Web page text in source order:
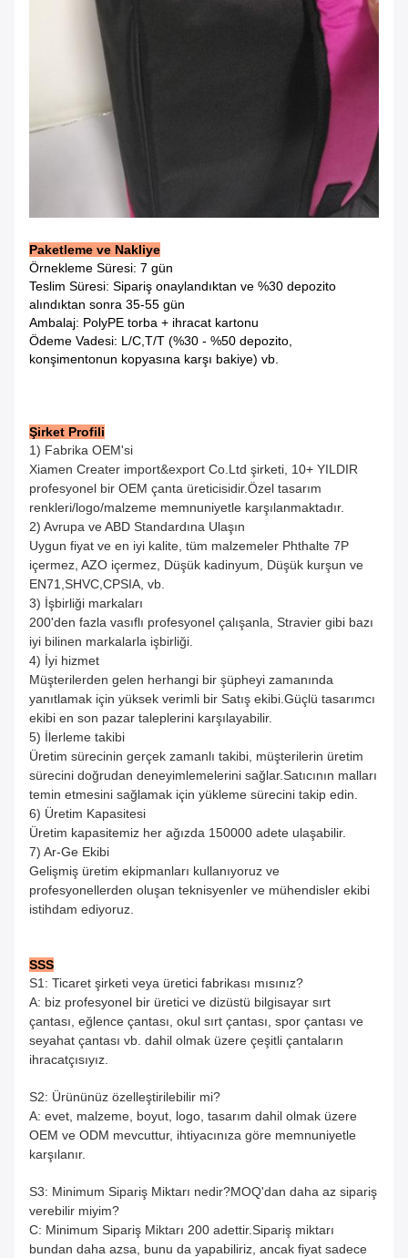
Paketleme ve Nakliye
Örnekleme Süresi: 7 gün
Teslim Süresi: Sipariş onaylandıktan ve %30 depozito
alındıktan sonra 35-55 gün
Ambalaj: PolyPE torba + ihracat kartonu
Ödeme Vadesi: L/C,T/T (%30 - %50 depozito,
konşimentonun kopyasına karşı bakiye) vb.
Şirket Profili
1) Fabrika OEM'si
Xiamen Creater import&export Co.Ltd şirketi, 10+ YILDIR
profesyonel bir OEM çanta üreticisidir.Özel tasarım
renkleri/logo/malzeme memnuniyetle karşılanmaktadır.
2) Avrupa ve ABD Standardına Ulaşın
Uygun fiyat ve en iyi kalite, tüm malzemeler Phthalte 7P
içermez, AZO içermez, Düşük kadinyum, Düşük kurşun ve
EN71,SHVC,CPSIA, vb.
3) İşbirliği markaları
200'den fazla vasıflı profesyonel çalışanla, Stravier gibi bazı
iyi bilinen markalarla işbirliği.
4) İyi hizmet
Müşterilerden gelen herhangi bir şüpheyi zamanında
yanıtlamak için yüksek verimli bir Satış ekibi.Güçlü tasarımcı
ekibi en son pazar taleplerini karşılayabilir.
5) İlerleme takibi
Üretim sürecinin gerçek zamanlı takibi, müşterilerin üretim
sürecini doğrudan deneyimlemelerini sağlar.Satıcının malları
temin etmesini sağlamak için yükleme sürecini takip edin.
6) Üretim Kapasitesi
Üretim kapasitemiz her ağızda 150000 adete ulaşabilir.
7) Ar-Ge Ekibi
Gelişmiş üretim ekipmanları kullanıyoruz ve
profesyonellerden oluşan teknisyenler ve mühendisler ekibi
istihdam ediyoruz.
SSS
S1: Ticaret şirketi veya üretici fabrikası mısınız?
A: biz profesyonel bir üretici ve dizüstü bilgisayar sırt
çantası, eğlence çantası, okul sırt çantası, spor çantası ve
seyahat çantası vb. dahil olmak üzere çeşitli çantaların
ihracatçısıyız.
S2: Ürününüz özelleştirilebilir mi?
A: evet, malzeme, boyut, logo, tasarım dahil olmak üzere
OEM ve ODM mevcuttur, ihtiyacınıza göre memnuniyetle
karşılanır.
S3: Minimum Sipariş Miktarı nedir?MOQ'dan daha az sipariş
verebilir miyim?
C: Minimum Sipariş Miktarı 200 adettir.Sipariş miktarı
bundan daha azsa, bunu da yapabiliriz, ancak fiyat sadece